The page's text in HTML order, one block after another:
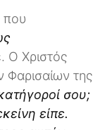
που
Ο Χριστός
της
σου;
είπε.